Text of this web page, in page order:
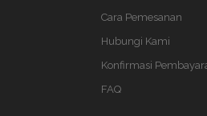
Cara Pemesanan
Hubungi Kami
Konfirmasi
FAQ